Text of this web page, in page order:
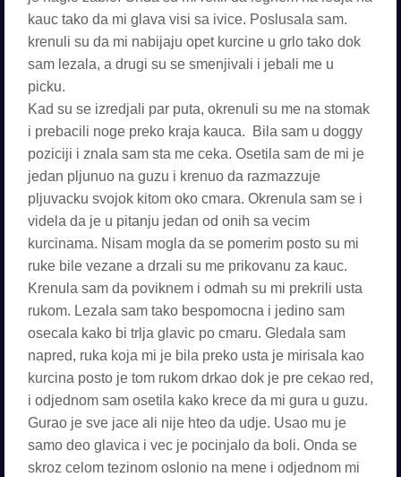
kauc tako da mi glava visi sa ivice. Poslusala sam.
krenuli su da mi nabijaju opet kurcine u grlo tako dok
sam lezala, a drugi su se smenjivali i jebali me u
picku.
Kad su se izredjali par puta, okrenuli su me na stomak
i prebacili noge preko kraja kauca. Bila sam u doggy
poziciji i znala sam sta me ceka. Osetila sam de mi je
jedan pljunuo na guzu i krenuo da razmazzuje
pljuvacku svojok kitom oko cmara. Okrenula sam se i
videla da je u pitanju jedan od onih sa vecim
kurcinama. Nisam mogla da se pomerim posto su mi
ruke bile vezane a drzali su me prikovanu za kauc.
Krenula sam da poviknem i odmah su mi prekrili usta
rukom. Lezala sam tako bespomocna i jedino sam
osecala kako bi trlja glavic po cmaru. Gledala sam
napred, ruka koja mi je bila preko usta je mirisala kao
kurcina posto je tom rukom drkao dok je pre cekao red,
i odjednom sam osetila kako krece da mi gura u guzu.
Gurao je sve jace ali nije hteo da udje. Usao mu je
samo deo glavica i vec je pocinjalo da boli. Onda se
skroz celom tezinom oslonio na mene i odjednom mi